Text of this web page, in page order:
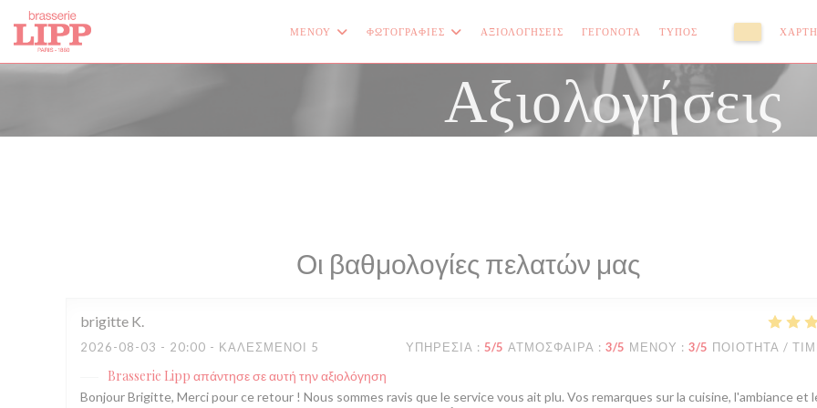
Πίνακας διαχείρισης "Μπισκότων" (Cookies)
ΜΕΝΟΎ ΦΩΤΟΓΡΑΦΊΕΣ ΑΞΙΟΛΟΓΉΣΕΙΣ ΓΕΓΟΝΌΤΑ ΤΎΠΟΣ
((ΑΝΟΊΓΕΙ ΣΕ
((ΑΝΟΊΓΕΙ
Αξιολογήσεις
Οι βαθμολογίες πελατών μας
brigitte K
2026-08-03 - 20:00 - ΚΑΛΕΣΜΈΝΟΙ 5 ΥΠΗΡΕΣΊΑ : 5/5 ΑΤΜΌΣΦΑΙΡΑ : 3/5 ΜΕΝΟΎ : 3/5 ΠΟΙΌΤΗΤΑ /
Brasserie Lipp απάντησε σε αυτή την αξιολόγηση
Bonjour Brigitte, Merci pour ce retour ! Nous sommes ravis que le service vous ait plu. Vos remarques sur la cuisine, l'ambiance et